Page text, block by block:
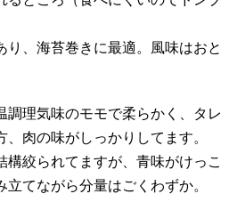
り、海苔巻きに最適。風味はおと
調理気味のモモで柔らかく、タレ
肉の味がしっかりしてます。
構絞られてますが、青味がけっこ
立てながら分量はごくわずか。